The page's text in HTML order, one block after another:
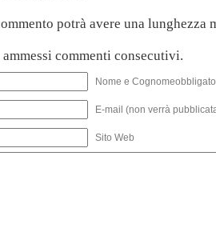
potrà avere una lunghezza
commenti consecutivi.
Nome e
E-mail (non verrà
Sito Web